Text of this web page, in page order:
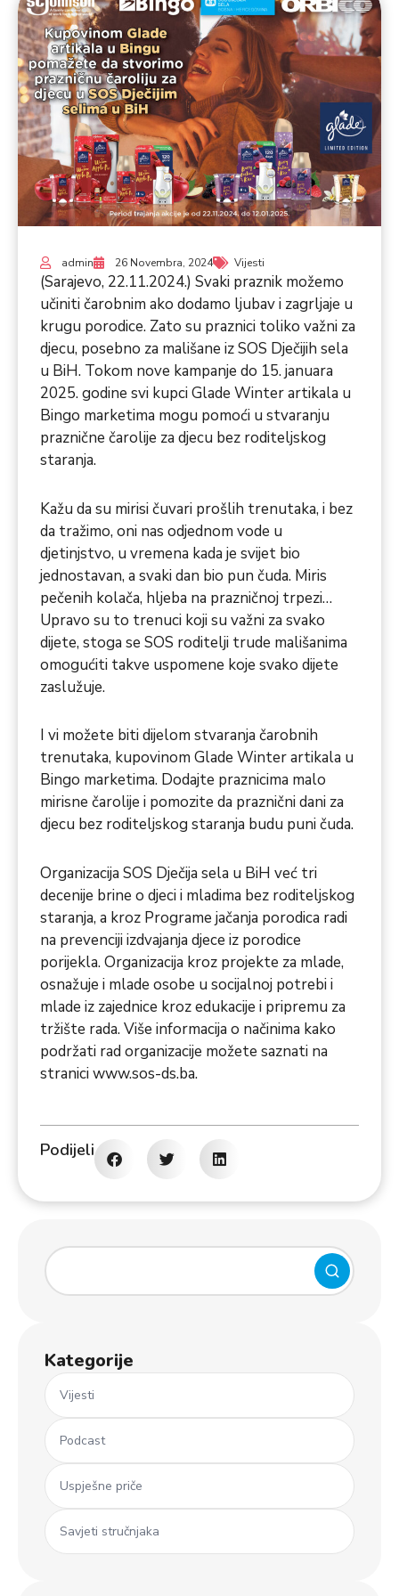
admin 26 Novembra, 2024 Vijesti
(Sarajevo, 22.11.2024.) Svaki praznik možemo
učiniti čarobnim ako dodamo ljubav i zagrljaje u
krugu porodice. Zato su praznici toliko važni za
djecu, posebno za mališane iz SOS Dječijih sela
u BiH. Tokom nove kampanje do 15. januara
2025. godine svi kupci Glade Winter artikala u
Bingo marketima mogu pomoći u stvaranju
praznične čarolije za djecu bez roditeljskog
staranja.
Kažu da su mirisi čuvari prošlih trenutaka, i bez
da tražimo, oni nas odjednom vode u
djetinjstvo, u vremena kada je svijet bio
jednostavan, a svaki dan bio pun čuda. Miris
pečenih kolača, hljeba na prazničnoj trpezi…
Upravo su to trenuci koji su važni za svako
dijete, stoga se SOS roditelji trude mališanima
omogućiti takve uspomene koje svako dijete
zaslužuje.
I vi možete biti dijelom stvaranja čarobnih
trenutaka, kupovinom Glade Winter artikala u
Bingo marketima. Dodajte praznicima malo
mirisne čarolije i pomozite da praznični dani za
djecu bez roditeljskog staranja budu puni čuda.
Organizacija SOS Dječija sela u BiH već tri
decenije brine o djeci i mladima bez roditeljskog
staranja, a kroz Programe jačanja porodica radi
na prevenciji izdvajanja djece iz porodice
porijekla. Organizacija kroz projekte za mlade,
osnažuje i mlade osobe u socijalnoj potrebi i
mlade iz zajednice kroz edukacije i pripremu za
tržište rada. Više informacija o načinima kako
podržati rad organizacije možete saznati na
straniciwww.sos-ds.ba.
Podijeli
Kategorije
Vijesti
Podcast
Uspješne priče
Savjeti stručnjaka